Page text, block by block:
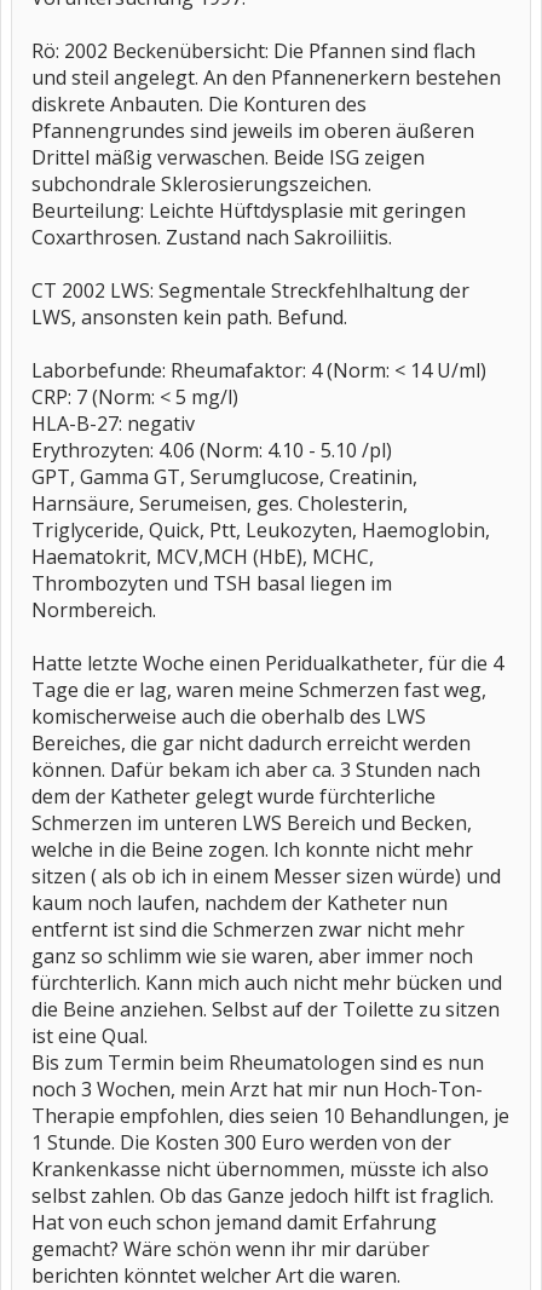
Rö: 2002 Beckenübersicht: Die Pfannen sind flach
und steil angelegt. An den Pfannenerkern bestehen
diskrete Anbauten. Die Konturen des
Pfannengrundes sind jeweils im oberen äußeren
Drittel mäßig verwaschen. Beide ISG zeigen
subchondrale Sklerosierungszeichen.
Beurteilung: Leichte Hüftdysplasie mit geringen
Coxarthrosen. Zustand nach Sakroiliitis.
CT 2002 LWS: Segmentale Streckfehlhaltung der
LWS, ansonsten kein path. Befund.
Laborbefunde: Rheumafaktor: 4 (Norm: < 14 U/ml)
CRP: 7 (Norm: < 5 mg/l)
HLA-B-27: negativ
Erythrozyten: 4.06 (Norm: 4.10 - 5.10 /pl)
GPT, Gamma GT, Serumglucose, Creatinin,
Harnsäure, Serumeisen, ges. Cholesterin,
Triglyceride, Quick, Ptt, Leukozyten, Haemoglobin,
Haematokrit, MCV,MCH (HbE), MCHC,
Thrombozyten und TSH basal liegen im
Normbereich.
Hatte letzte Woche einen Peridualkatheter, für die 4
Tage die er lag, waren meine Schmerzen fast weg,
komischerweise auch die oberhalb des LWS
Bereiches, die gar nicht dadurch erreicht werden
können. Dafür bekam ich aber ca. 3 Stunden nach
dem der Katheter gelegt wurde fürchterliche
Schmerzen im unteren LWS Bereich und Becken,
welche in die Beine zogen. Ich konnte nicht mehr
sitzen ( als ob ich in einem Messer sizen würde) und
kaum noch laufen, nachdem der Katheter nun
entfernt ist sind die Schmerzen zwar nicht mehr
ganz so schlimm wie sie waren, aber immer noch
fürchterlich. Kann mich auch nicht mehr bücken und
die Beine anziehen. Selbst auf der Toilette zu sitzen
ist eine Qual.
Bis zum Termin beim Rheumatologen sind es nun
noch 3 Wochen, mein Arzt hat mir nun Hoch-Ton-
Therapie empfohlen, dies seien 10 Behandlungen, je
1 Stunde. Die Kosten 300 Euro werden von der
Krankenkasse nicht übernommen, müsste ich also
selbst zahlen. Ob das Ganze jedoch hilft ist fraglich.
Hat von euch schon jemand damit Erfahrung
gemacht? Wäre schön wenn ihr mir darüber
berichten könntet welcher Art die waren.